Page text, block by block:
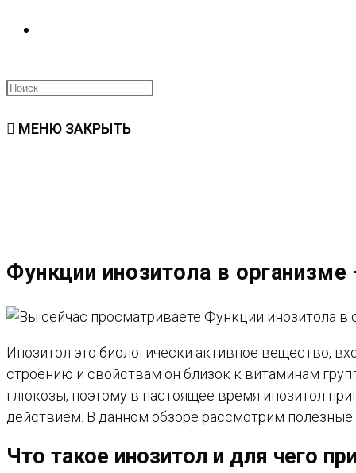
ПОИСК
САЙТУ
МЕНЮ ЗАКРЫТЬ
Функции инозитола в
Инозитол это биологически активное вещество,
строению и свойствам он близок к витаминам
глюкозы, поэтому в настоящее время инозитол
действием. В данном обзоре рассмотрим
Что такое инозитол и для чего